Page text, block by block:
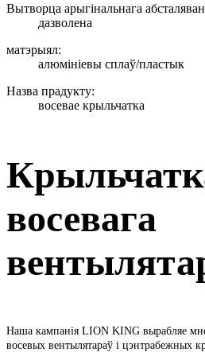
Вытворца арыгінальнага
дазволена
матэрыял:
алюмініевы сплаў/пластык
Назва прадукту:
восевае крыльчатка
восевага
Наша кампанія LION KING вырабляе
восевых вентылятараў і цэнтрабежных